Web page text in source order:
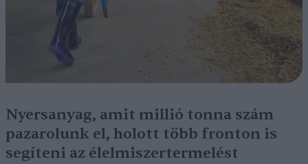
Nyersanyag, amit millió tonna szám
pazarolunk el, holott több fronton is
segíteni az élelmiszertermelést